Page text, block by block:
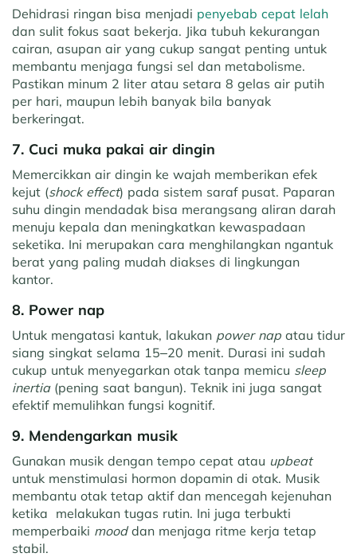
Dehidrasi ringan bisa menjadi penyebab cepat lelah
dan sulit fokus saat bekerja. Jika tubuh kekurangan
cairan, asupan air yang cukup sangat penting untuk
membantu menjaga fungsi sel dan metabolisme.
Pastikan minum 2 liter atau setara 8 gelas air putih
per hari, maupun lebih banyak bila banyak
berkeringat.
7. Cuci muka pakai air dingin
Memercikkan air dingin ke wajah memberikan efek
kejut (shock effect) pada sistem saraf pusat. Paparan
suhu dingin mendadak bisa merangsang aliran darah
menuju kepala dan meningkatkan kewaspadaan
seketika. Ini merupakan cara menghilangkan ngantuk
berat yang paling mudah diakses di lingkungan
kantor.
8. Power nap
Untuk mengatasi kantuk, lakukan power nap atau tidur
siang singkat selama 15–20 menit. Durasi ini sudah
cukup untuk menyegarkan otak tanpa memicu sleep
inertia(pening saat bangun). Teknik ini juga sangat
efektif memulihkan fungsi kognitif.
9. Mendengarkan musik
Gunakan musik dengan tempo cepat atau upbeat
untuk menstimulasi hormon dopamin di otak. Musik
membantu otak tetap aktif dan mencegah kejenuhan
ketika melakukan tugas rutin. Ini juga terbukti
memperbaiki mooddan menjaga ritme kerja tetap
stabil.